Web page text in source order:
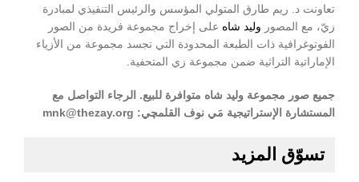
تعاونت د. ريم طارق المتولي المؤسس والرئيس التنفيذي لمبادرة
زيّ، مع المصور وليد شاه على إخراج مجموعة فريدة من الصور
الفوتوغرافية ذات الطبعة المحدودة التي تجسد مجموعة من الأزياء
الإماراتية التراثية ضمن مجموعة زي المتحفية.
جميع صور مجموعة وليد شاه متوافرة للبيع. الرجاء التواصل مع
المستشارة الإستراتيجية مَي نوف القلمچي: mnk@thezay.org
تسوّق المزيد